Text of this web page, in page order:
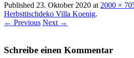
Published 23. Oktober 2020 at 2000 ×
Herbsttischdeko Villa Koenig.
← Previous Next →
Schreibe einen Kommentar